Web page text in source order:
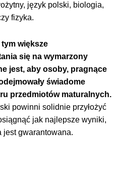
język polski, biologia,
fizyka.
tym większe
się na wymarzony
jest, aby osoby, pragnące
świadome
przedmiotów maturalnych.
powinni solidnie przyłożyć
jak najlepsze wyniki,
jest gwarantowana.